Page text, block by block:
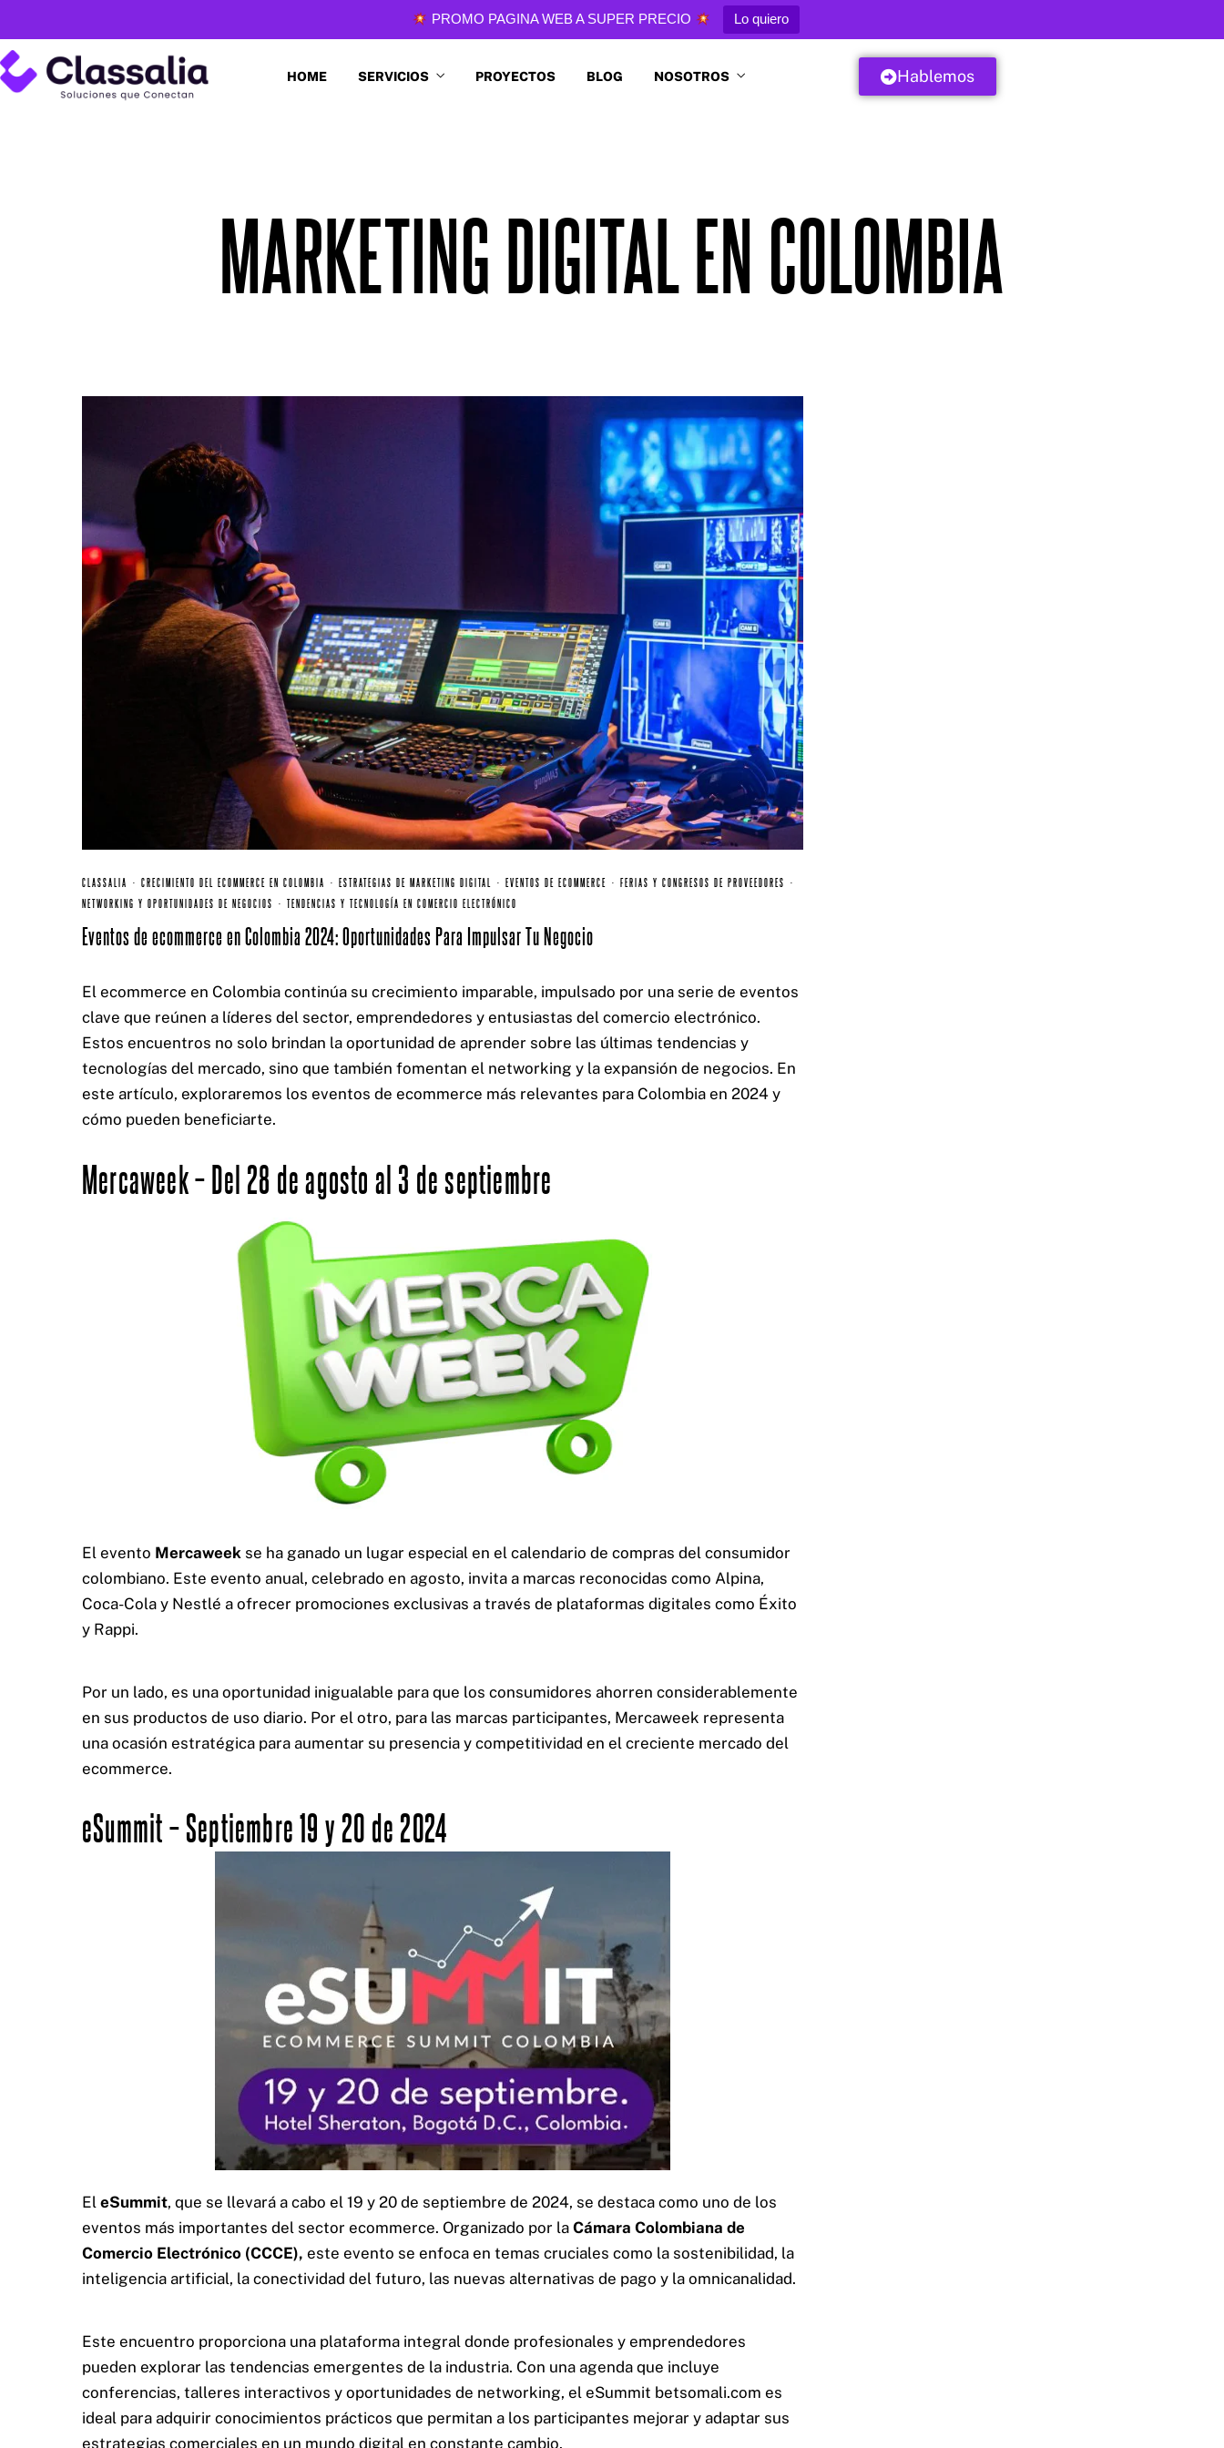
PROMO PAGINA WEB A SUPER PRECIO Lo quiero
HOME SERVICIOS PROYECTOS BLOG NOSOTROS Hablemos
MARKETING DIGITAL EN COLOMBIA
CLASSALIA · CRECIMIENTO DEL ECOMMERCE EN COLOMBIA · ESTRATEGIAS DE MARKETING DIGITAL · EVENTOS DE ECOMMERCE · FERIAS Y CONGRESOS DE PROVEEDORES ·
NETWORKING Y OPORTUNIDADES DE NEGOCIOS · TENDENCIAS Y TECNOLOGÍA EN COMERCIO ELECTRÓNICO
Eventos de ecommerce en Colombia 2024: Oportunidades Para Impulsar Tu Negocio
El ecommerce en Colombia continúa su crecimiento imparable, impulsado por una serie de eventos
clave que reúnen a líderes del sector, emprendedores y entusiastas del comercio electrónico.
Estos encuentros no solo brindan la oportunidad de aprender sobre las últimas tendencias y
tecnologías del mercado, sino que también fomentan el networking y la expansión de negocios. En
este artículo, exploraremos los eventos de ecommerce más relevantes para Colombia en 2024 y
cómo pueden beneficiarte.
Mercaweek – Del 28 de agosto al 3 de septiembre
El evento Mercaweek se ha ganado un lugar especial en el calendario de compras del consumidor
colombiano. Este evento anual, celebrado en agosto, invita a marcas reconocidas como Alpina,
Coca-Cola y Nestlé a ofrecer promociones exclusivas a través de plataformas digitales como Éxito
y Rappi.
Por un lado, es una oportunidad inigualable para que los consumidores ahorren considerablemente
en sus productos de uso diario. Por el otro, para las marcas participantes, Mercaweek representa
una ocasión estratégica para aumentar su presencia y competitividad en el creciente mercado del
ecommerce.
eSummit – Septiembre 19 y 20 de 2024
El eSummit, que se llevará a cabo el 19 y 20 de septiembre de 2024, se destaca como uno de los
eventos más importantes del sector ecommerce. Organizado por la Cámara Colombiana de
Comercio Electrónico (CCCE), este evento se enfoca en temas cruciales como la sostenibilidad, la
inteligencia artificial, la conectividad del futuro, las nuevas alternativas de pago y la omnicanalidad.
Este encuentro proporciona una plataforma integral donde profesionales y emprendedores
pueden explorar las tendencias emergentes de la industria. Con una agenda que incluye
conferencias, talleres interactivos y oportunidades de networking, el eSummit betsomali.com es
ideal para adquirir conocimientos prácticos que permitan a los participantes mejorar y adaptar sus
estrategias comerciales en un mundo digital en constante cambio.
Proyectos
Nosotros
Cel: +57 3184183054
Email: hi@classalia.com
NIT 901563545
Neiva – Huila – Colombia